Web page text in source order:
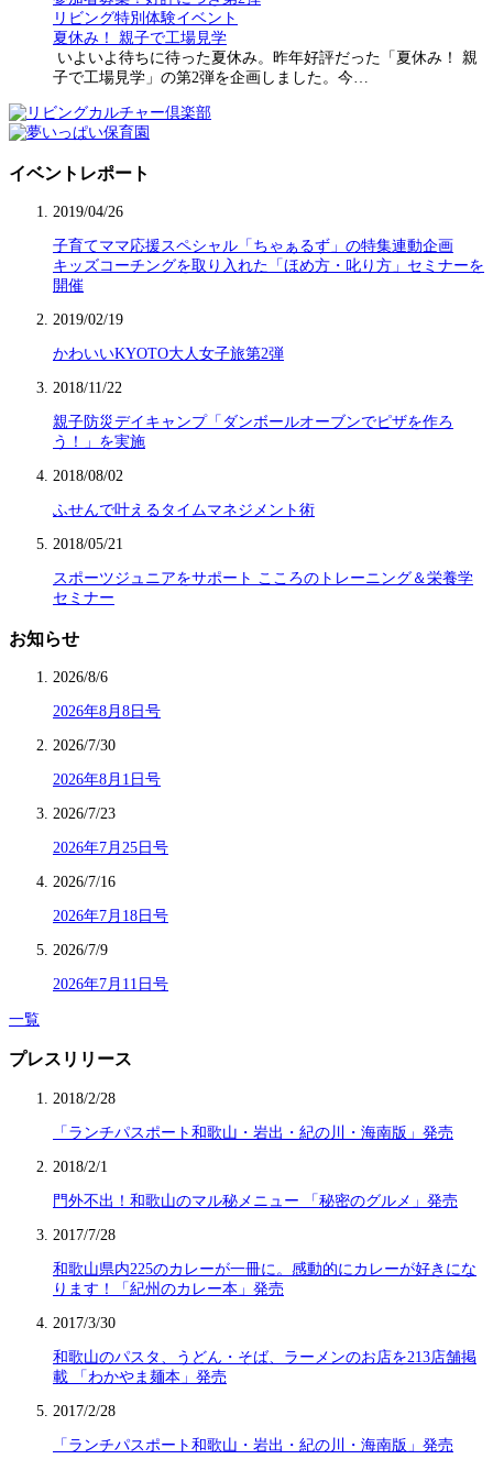
リビング特別体験イベント
夏休み！ 親子で工場見学
いよいよ待ちに待った夏休み。昨年好評だった「夏休み！ 親
子で工場見学」の第2弾を企画しました。今…
イベントレポート
2019/04/26
子育てママ応援スペシャル「ちゃぁるず」の特集連動企画
キッズコーチングを取り入れた「ほめ方・叱り方」セミナーを
開催
2019/02/19
かわいいKYOTO大人女子旅第2弾
2018/11/22
親子防災デイキャンプ「ダンボールオーブンでピザを作ろ
う！」を実施
2018/08/02
ふせんで叶えるタイムマネジメント術
2018/05/21
スポーツジュニアをサポート こころのトレーニング＆栄養学
セミナー
お知らせ
2026/8/6
2026年8月8日号
2026/7/30
2026年8月1日号
2026/7/23
2026年7月25日号
2026/7/16
2026年7月18日号
2026/7/9
2026年7月11日号
一覧
プレスリリース
2018/2/28
「ランチパスポート和歌山・岩出・紀の川・海南版」発売
2018/2/1
門外不出！和歌山のマル秘メニュー 「秘密のグルメ」発売
2017/7/28
和歌山県内225のカレーが一冊に。感動的にカレーが好きにな
ります！「紀州のカレー本」発売
2017/3/30
和歌山のパスタ、うどん・そば、ラーメンのお店を213店舗掲
載 「わかやま麺本」発売
2017/2/28
「ランチパスポート和歌山・岩出・紀の川・海南版」発売